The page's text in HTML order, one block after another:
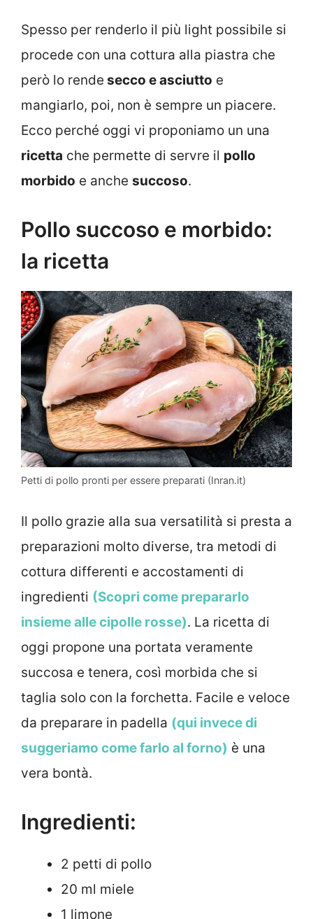
Spesso per renderlo il più light possibile si
procede con una cottura alla piastra che
però lo rende secco e asciutto e
mangiarlo, poi, non è sempre un piacere.
Ecco perché oggi vi proponiamo un una
ricetta che permette di servre il pollo
morbido e anche succoso.
Pollo succoso e morbido:
la ricetta
Petti di pollo pronti per essere preparati (Inran.it)
Il pollo grazie alla sua versatilità si presta a
preparazioni molto diverse, tra metodi di
cottura differenti e accostamenti di
ingredienti (Scopri come prepararlo
insieme alle cipolle rosse). La ricetta di
oggi propone una portata veramente
succosa e tenera, così morbida che si
taglia solo con la forchetta. Facile e veloce
da preparare in padella (qui invece di
suggeriamo come farlo al forno) è una
vera bontà.
Ingredienti:
2 petti di pollo
20 ml miele
1 limone